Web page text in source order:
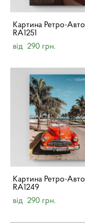
Картина Ретро-Авто
RA1251
від 290 грн.
Картина Ретро-Авто
RA1249
від 290 грн.